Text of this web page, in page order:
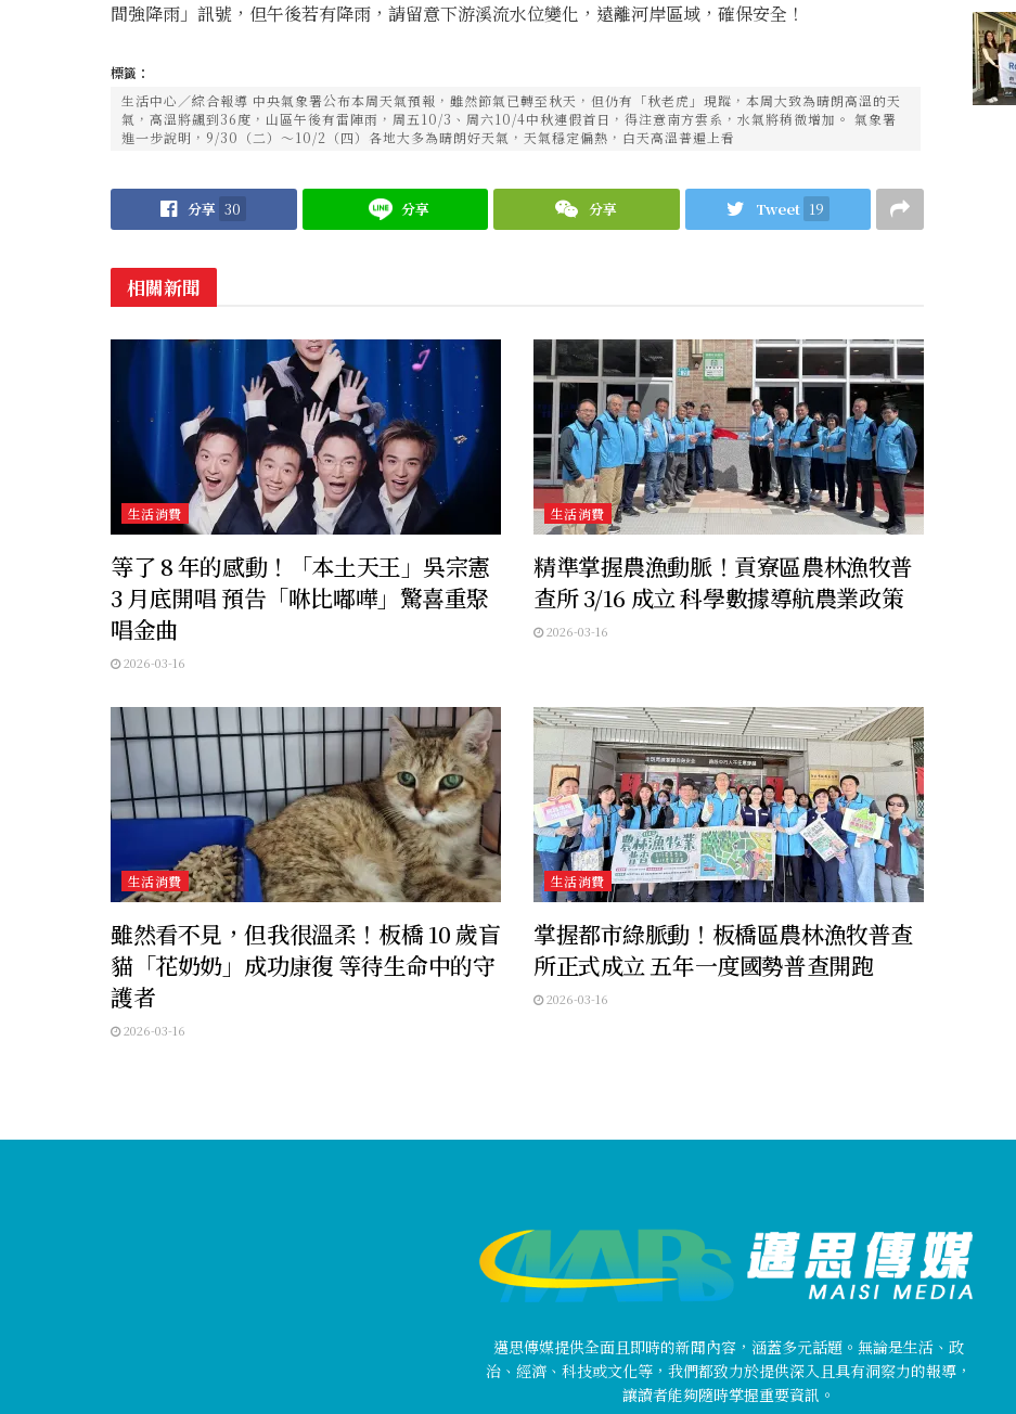
間強降雨」訊號，但午後若有降雨，請留意下游溪流水位變化，遠離河岸區域，確保安全！
標籤：
生活中心／綜合報導 中央氣象署公布本周天氣預報，雖然節氣已轉至秋天，但仍有「秋老虎」現蹤，本周大致為晴朗高溫的天
氣，高溫將飆到36度，山區午後有雷陣雨，周五10/3、周六10/4中秋連假首日，得注意南方雲系，水氣將稍微增加。 氣象署
進一步說明，9/30（二）～10/2（四）各地大多為晴朗好天氣，天氣穩定偏熱，白天高溫普遍上看
分享 30 分享 分享 Tweet 19
相關新聞
生活消費
等了 8 年的感動！「本土天王」吳宗憲
3 月底開唱 預告「咻比嘟嘩」驚喜重聚
唱金曲
2026-03-16
生活消費
精準掌握農漁動脈！貢寮區農林漁牧普
查所 3/16 成立 科學數據導航農業政策
2026-03-16
生活消費
雖然看不見，但我很溫柔！板橋 10 歲盲
貓「花奶奶」成功康復 等待生命中的守
護者
2026-03-16
生活消費
掌握都市綠脈動！板橋區農林漁牧普查
所正式成立 五年一度國勢普查開跑
2026-03-16
邁思傳媒提供全面且即時的新聞內容，涵蓋多元話題。無論是生活、政
治、經濟、科技或文化等，我們都致力於提供深入且具有洞察力的報導，
讓讀者能夠隨時掌握重要資訊。